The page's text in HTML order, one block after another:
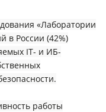
«Лаборатории
в России (42%)
IT- и ИБ-
работы